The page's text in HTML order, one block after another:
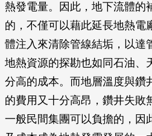
熱發電量。因此，地下流體的
的，不僅可以藉此延長地熱電
體注入來清除管線結垢，以達
地熱資源的探勘也如同石油、
分高的成本。而地層溫度與鑽
的費用又十分高昂，鑽井失敗
一般民間集團可以負擔的，因